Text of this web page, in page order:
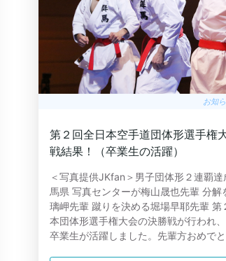
お知
第２回全日本空手道団体形選手権
戦結果！（卒業生の活躍）
＜写真提供JKfan＞男子団体形２連覇達
馬県 写真センターが梅山晟也先輩 分解
璃岬先輩 蹴りを決める堀場早耶先輩 第
本団体形選手権大会の決勝戦が行われ
卒業生が活躍しました。先輩方おめで